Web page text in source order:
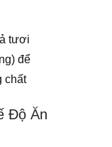
tươi
để
chất
Độ Ăn